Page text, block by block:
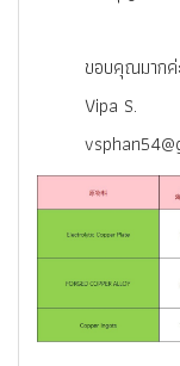
ขอบคุณมากค่
Vipa S.